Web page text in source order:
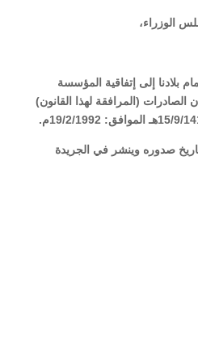
الوزراء،
بلادنا إلى إتفاقية المؤسسة
الصادرات (المرافقة لهذا القانون)
تاريخ صدوره وينشر في الجريدة